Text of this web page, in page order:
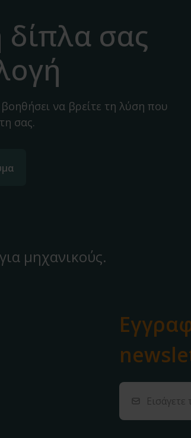
δίπλα σας
να βρείτε τη λύση που
σας.
μηχανικούς.